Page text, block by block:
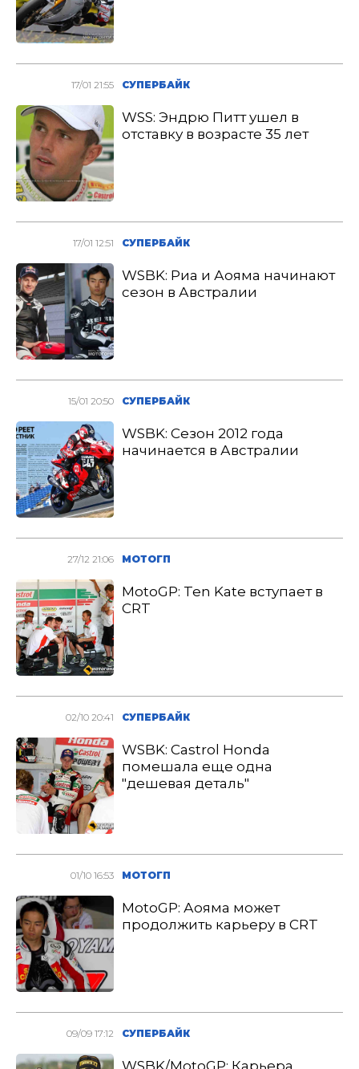
17/01 21:55 СУПЕРБАЙК
WSS: Эндрю Питт ушел в
отставку в возрасте 35 лет
17/01 12:51 СУПЕРБАЙК
WSBK: Риа и Аояма начинают
сезон в Австралии
15/01 20:50 СУПЕРБАЙК
WSBK: Сезон 2012 года
начинается в Австралии
27/12 21:06 МОТОГП
MotoGP: Ten Kate вступает в
CRT
02/10 20:41 СУПЕРБАЙК
WSBK: Castrol Honda
помешала еще одна
"дешевая деталь"
01/10 16:53 МОТОГП
MotoGP: Аояма может
продолжить карьеру в CRT
09/09 17:12 СУПЕРБАЙК
WSBK/MotoGP: Карьера